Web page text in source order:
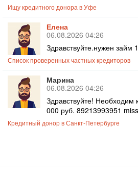
Ищу кредитного донора в Уфе
Елена
06.08.2026 04:26
Здравствуйте.нужен займ
Список проверенных частных кредиторов
Марина
06.08.2026 04:26
Здравствуйте! Необходим
000 руб. 89213993951
Кредитный донор в Санкт-Петербурге